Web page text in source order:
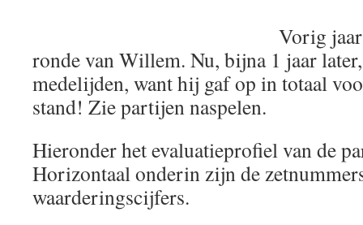
Vorig
ronde van Willem. Nu, bijna 1 jaar
medelijden, want hij gaf op in totaal
stand! Zie partijen naspelen.
Hieronder het evaluatieprofiel van de
Horizontaal onderin zijn de
waarderingscijfers.